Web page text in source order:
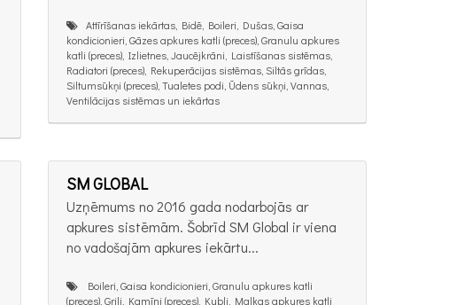
Attīrīšanas iekārtas, Bidē, Boileri, Dušas, Gaisa
kondicionieri, Gāzes apkures katli (preces), Granulu apkures
katli (preces), Izlietnes, Jaucējkrāni, Laistīšanas sistēmas,
Radiatori (preces), Rekuperācijas sistēmas, Siltās grīdas,
Siltumsūkņi (preces), Tualetes podi, Ūdens sūkņi, Vannas,
Ventilācijas sistēmas un iekārtas
SM GLOBAL
Uzņēmums no 2016 gada nodarbojās ar
apkures sistēmām. Šobrīd SM Global ir viena
no vadošajām apkures iekārtu...
Boileri, Gaisa kondicionieri, Granulu apkures katli
(preces), Grili, Kamīni (preces), Kubli, Malkas apkures katli